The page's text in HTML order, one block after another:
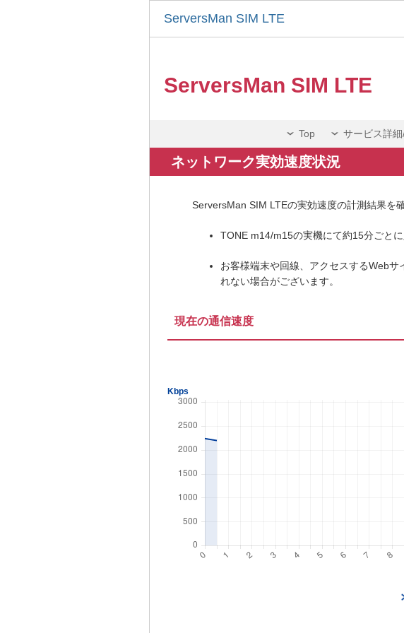
ServersMan SIM LTE
ServersMan SIM LTE
Top サービス詳
ネットワーク実効速度状況
ServersMan SIM LTEの実効速度の計測結果を
TONE m14/m15の実機にて約15分ごと
お客様端末や回線、アクセスするWeb
れない場合がございます。
現在の通信速度